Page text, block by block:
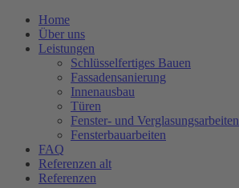
Home
Über uns
Leistungen
Schlüsselfertiges Bauen
Fassadensanierung
Innenausbau
Türen
Fenster- und Verglasungsarbeiten
Fensterbauarbeiten
FAQ
Referenzen alt
Referenzen